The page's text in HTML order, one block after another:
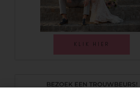
KLIK HIER
BEZOEK EEN TROUWBEURS!